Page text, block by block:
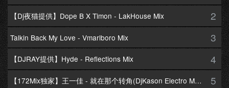
【Dj夜猫提供】Dope B X Timon - LakHouse Mix 2
Talkin Back My Love - Vmarlboro Mix 3
【DJRAY提供】Hyde - Reflections Mix 4
【172Mix独家】王一佳 - 就在那个转角(DjKason Electro Mix国语女) 5